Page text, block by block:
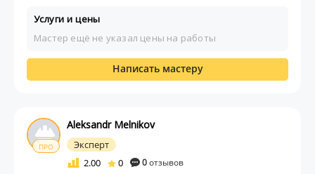
Услуги и цены
Мастер ещё не указал цены на работы
Написать мастеру
ПРО
Aleksandr Melnikov
Эксперт
2.00
0 0отзывов